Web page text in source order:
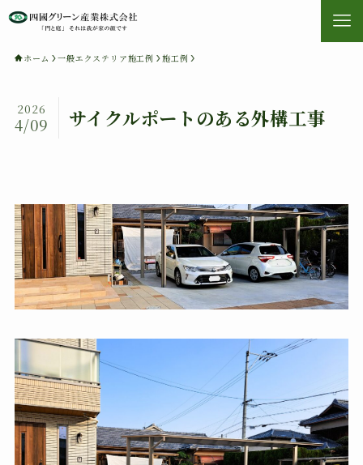
ホーム 一般エクステリア施工例 施工例
サイクルポートのある外構工事
2026
4/09